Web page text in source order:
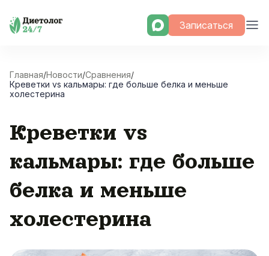
Skip
Записаться
Главная/Новости/Сравнения/
Креветки vs кальмары: где больше белка и меньше
холестерина
Креветки vs
кальмары: где больше
белка и меньше
холестерина